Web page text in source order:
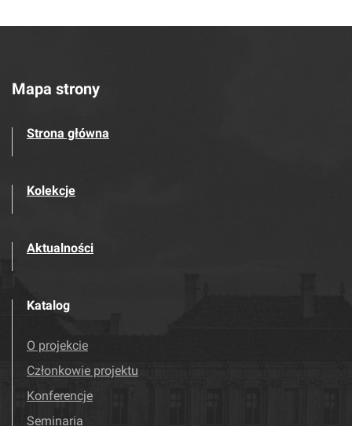
Mapa strony
Strona główna
Kolekcje
Aktualności
Katalog
O projekcie
Członkowie projektu
Konferencje
Seminaria